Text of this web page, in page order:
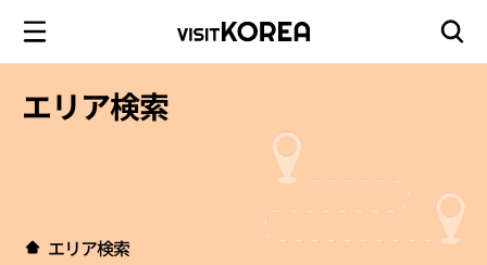
エリア検索
エリア検索